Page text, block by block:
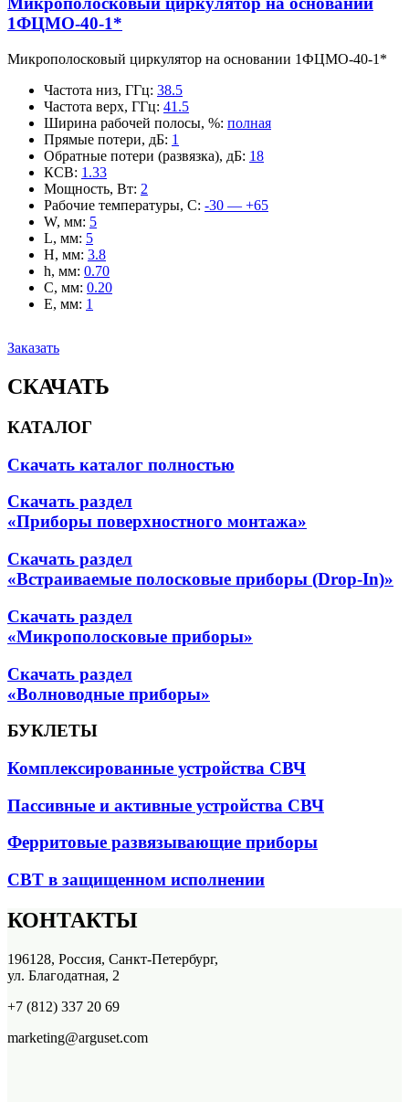
1ФЦМО-40-1*
Микрополосковый циркулятор на основании 1ФЦМО-40-1*
Частота низ, ГГц: 38.5
Частота верх, ГГц: 41.5
Ширина рабочей полосы, %: полная
Прямые потери, дБ: 1
Обратные потери (развязка), дБ: 18
КСВ: 1.33
Мощность, Вт: 2
Рабочие температуры, С: -30 — +65
W, мм: 5
L, мм: 5
H, мм: 3.8
h, мм: 0.70
C, мм: 0.20
E, мм: 1
Заказать
СКАЧАТЬ
КАТАЛОГ
Скачать каталог полностью
Скачать раздел
«Приборы поверхностного монтажа»
Скачать раздел
«Встраиваемые полосковые приборы (Drop-In)»
Скачать раздел
«Микрополосковые приборы»
Скачать раздел
«Волноводные приборы»
БУКЛЕТЫ
Комплексированные устройства СВЧ
Пассивные и активные устройства СВЧ
Ферритовые развязывающие приборы
СВТ в защищенном исполнении
КОНТАКТЫ
196128, Россия, Санкт-Петербург,
ул. Благодатная, 2
+7 (812) 337 20 69
marketing@arguset.com